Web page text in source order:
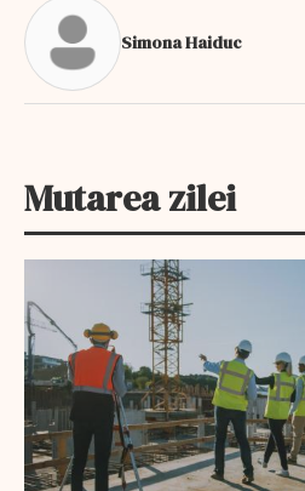
Simona Haiduc
Mutarea zilei